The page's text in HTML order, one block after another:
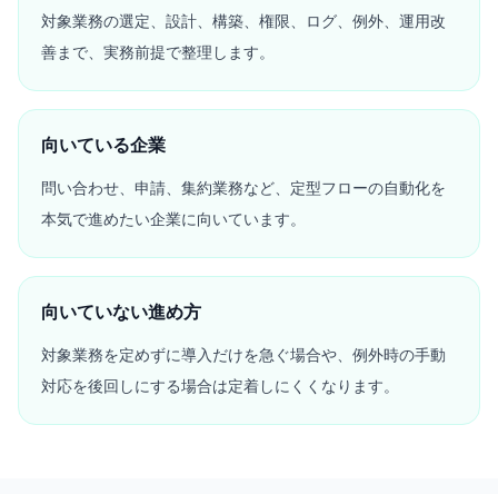
対象業務の選定、設計、構築、権限、ログ、例外、運用改
善まで、実務前提で整理します。
向いている企業
問い合わせ、申請、集約業務など、定型フローの自動化を
本気で進めたい企業に向いています。
向いていない進め方
対象業務を定めずに導入だけを急ぐ場合や、例外時の手動
対応を後回しにする場合は定着しにくくなります。